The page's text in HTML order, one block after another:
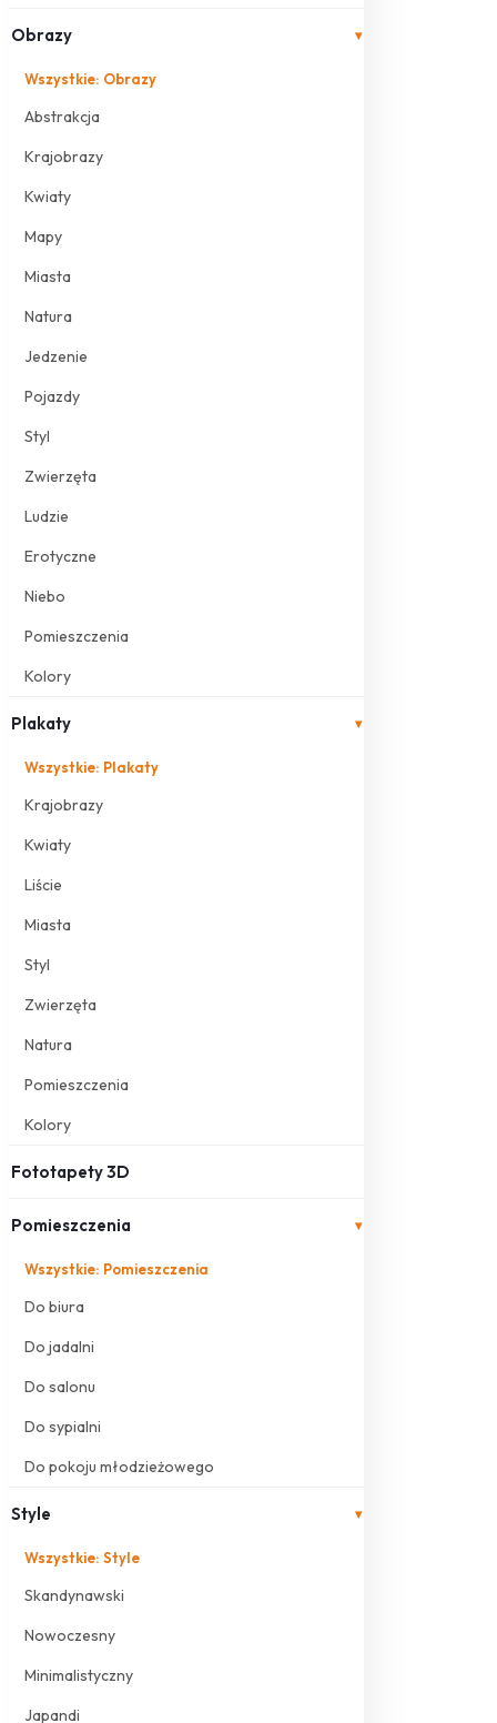
Obrazy ▾
Wszystkie: Obrazy
Abstrakcja
Krajobrazy
Kwiaty
Mapy
Miasta
Natura
Jedzenie
Pojazdy
Styl
Zwierzęta
Ludzie
Erotyczne
Niebo
Pomieszczenia
Kolory
Plakaty ▾
Wszystkie: Plakaty
Krajobrazy
Kwiaty
Liście
Miasta
Styl
Zwierzęta
Natura
Pomieszczenia
Kolory
Fototapety 3D
Pomieszczenia ▾
Wszystkie: Pomieszczenia
Do biura
Do jadalni
Do salonu
Do sypialni
Do pokoju młodzieżowego
Style ▾
Wszystkie: Style
Skandynawski
Nowoczesny
Minimalistyczny
Japandi